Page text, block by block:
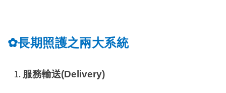
✿長期照護之兩大系統
服務輸送(Delivery)